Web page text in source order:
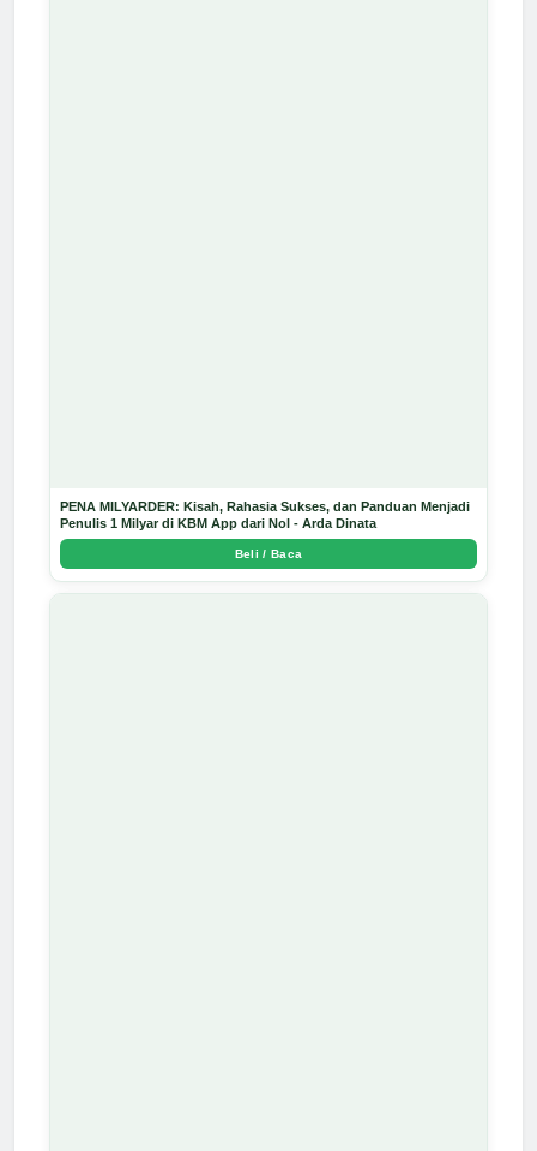
PENA MILYARDER: Kisah, Rahasia Sukses, dan Panduan Menjadi
Penulis 1 Milyar di KBM App dari Nol - Arda Dinata
Beli / Baca